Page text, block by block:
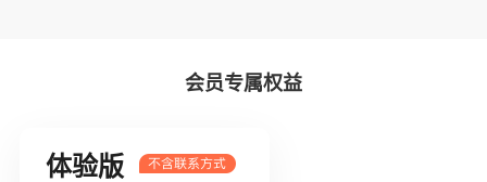
会员专属权益
体验版